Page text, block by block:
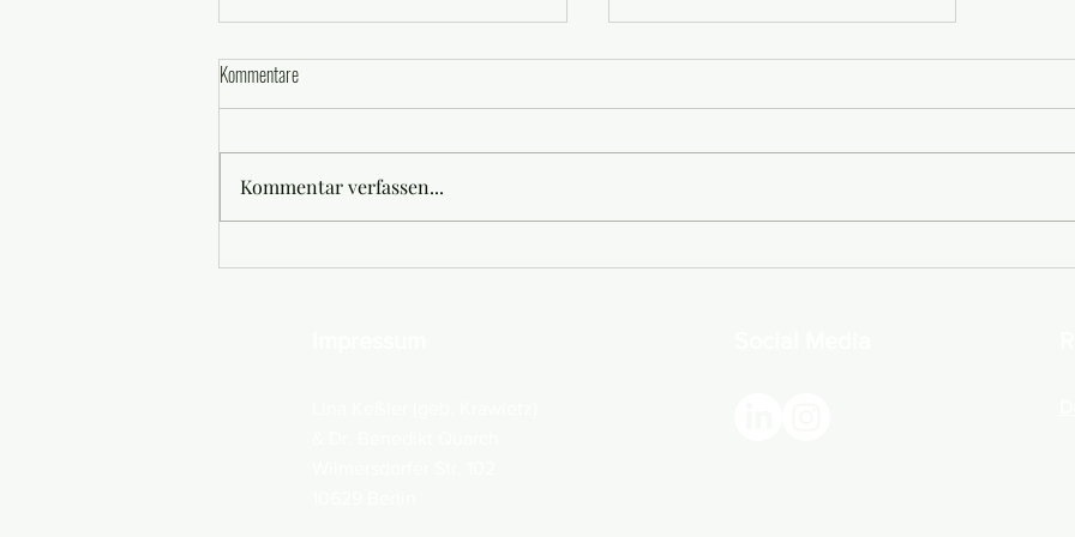
„Mit Jura kannst du alles machen!“
Kommentare
Kommentar verfassen...